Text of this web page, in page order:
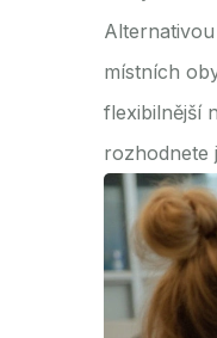
místních
flexibilnější
rozhodnete